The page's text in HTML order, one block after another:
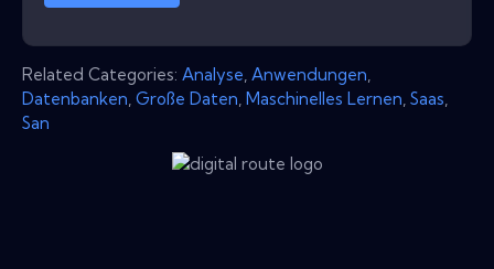
Related Categories: Analyse Anwendungen
Datenbanken Große Daten Maschinelles Lernen Saas
San